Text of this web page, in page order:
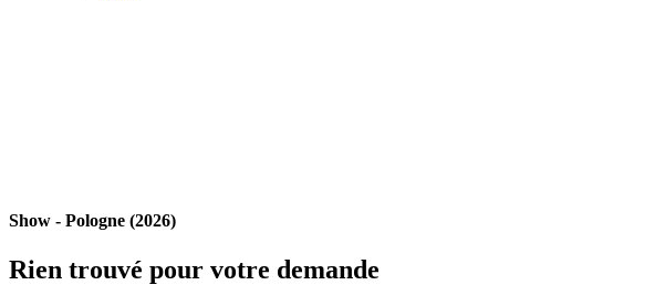
Show - Pologne (2026)
Rien trouvé pour votre demande